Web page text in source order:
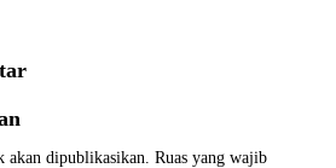
dipublikasikan. Ruas yang wajib